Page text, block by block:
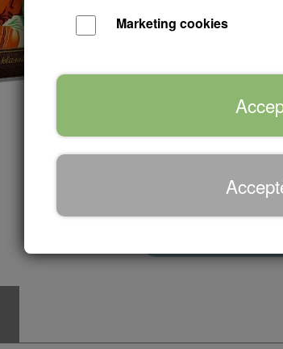
forældrearrangement.
Skipper spilles af
forveksles med
Forventet
Marketing cookies